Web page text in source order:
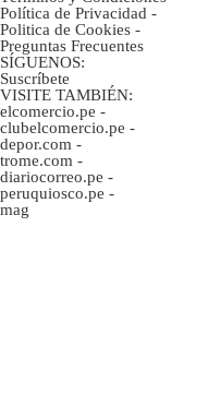
Política de Privacidad -
Politica de Cookies -
Preguntas Frecuentes
SÍGUENOS:
Suscríbete
VISITE TAMBIÉN:
elcomercio.pe -
clubelcomercio.pe -
depor.com -
trome.com -
diariocorreo.pe -
peruquiosco.pe -
mag